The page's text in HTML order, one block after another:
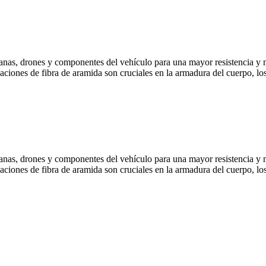
drones y componentes del vehículo para una mayor resistencia
de fibra de aramida son cruciales en la armadura del cuerpo,
drones y componentes del vehículo para una mayor resistencia
de fibra de aramida son cruciales en la armadura del cuerpo,